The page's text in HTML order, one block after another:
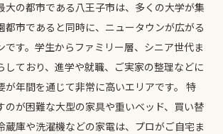
大の都市である八王子市は、多くの大学が集
都市であると同時に、ニュータウンが広がる
です。学生からファミリー層、シニア世代ま
しており、進学や就職、ご実家の整理などに
が年間を通じて非常に高いエリアです。 特
のが困難な大型の家具や重いベッド、買い替
蔵庫や洗濯機などの家電は、プロがご自宅ま